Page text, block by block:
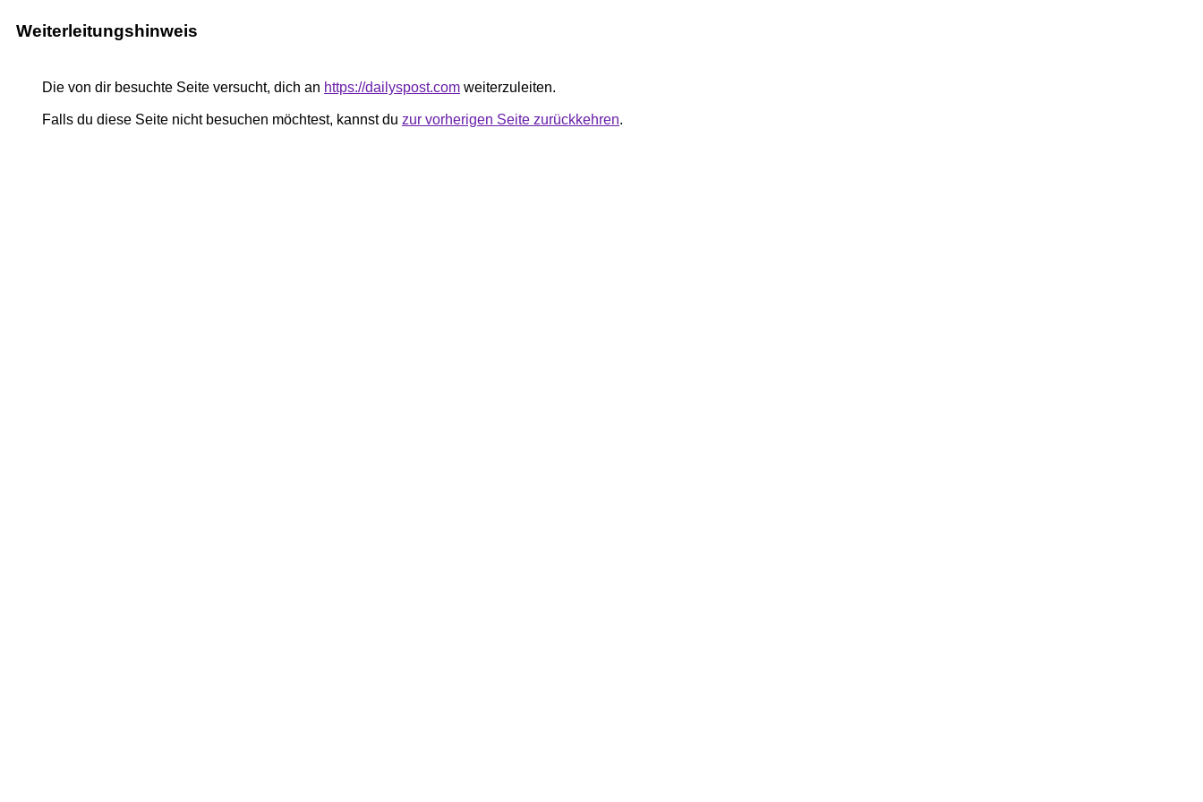
Weiterleitungshinweis
Die von dir besuchte Seite versucht, dich an https://dailyspost.com weiterzuleiten.
Falls du diese Seite nicht besuchen möchtest, kannst du zur vorherigen Seite zurückkehren.